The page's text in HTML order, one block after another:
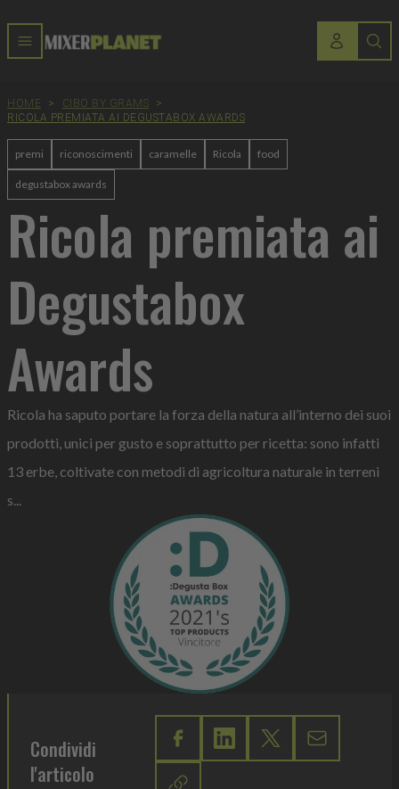
HOME > CIBO BY GRAMS
>
RICOLA PREMIATA AI DEGUSTABOX AWARDS
premi riconoscimenti caramelle Ricola food
degustabox awards
Ricola premiata ai
Degustabox
Awards
Ricola ha saputo portare la forza della natura all’interno dei suoi
prodotti, unici per gusto e soprattutto per ricetta: sono infatti
13 erbe, coltivate con metodi di agricoltura naturale in terreni
s...
Condividi
l'articolo